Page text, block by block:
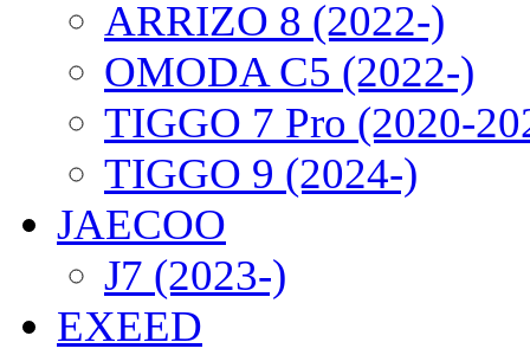
ARRIZO 8 (2022-)
OMODA C5 (2022-)
TIGGO 7 Pro (2020-
TIGGO 9 (2024-)
JAECOO
J7 (2023-)
EXEED